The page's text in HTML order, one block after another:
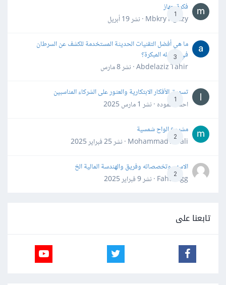
1
فكرة جهاز
Mbkry Hgazy · نشر
19 أبريل
3
ما هي أفضل التقنيات الحديثة المستخدمة للكشف عن السرطان
في مراحله المبكرة؟
Abdelaziz Tahir · نشر
8 مارس
1
تسويق الأفكار الابتكارية والعثور على الشركاء المناسبين
احمد حموده · نشر 1 مارس 2025
2
مشروع الواح شمسية
Mohammad Awali · نشر
25 فبراير 2025
2
الاسهم وتخصصاته وفريق والهندسة المالية الخ
Fahd Ggg · نشر
9 فبراير 2025
تابعنا على